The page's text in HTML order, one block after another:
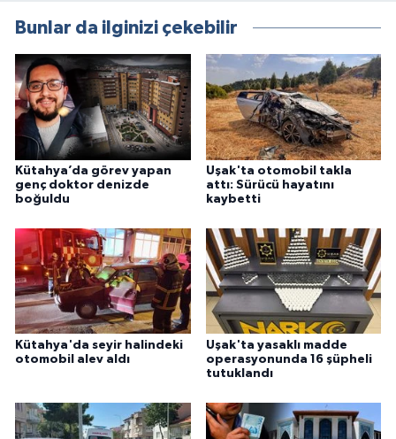
Bunlar da ilginizi çekebilir
Kütahya’da görev yapan
genç doktor denizde
boğuldu
Uşak'ta otomobil takla
attı: Sürücü hayatını
kaybetti
Kütahya'da seyir halindeki
otomobil alev aldı
Uşak'ta yasaklı madde
operasyonunda 16 şüpheli
tutuklandı